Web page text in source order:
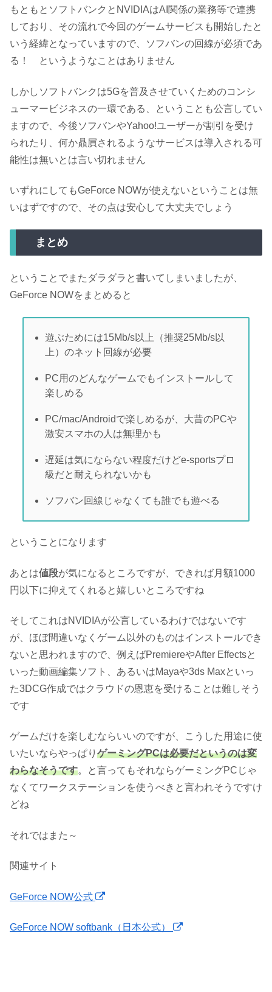
もともとソフトバンクとNVIDIAはAI関係の業務等で連携
しており、その流れで今回のゲームサービスも開始したと
いう経緯となっていますので、ソフバンの回線が必須であ
る！ というようなことはありません
しかしソフトバンクは5Gを普及させていくためのコンシ
ューマービジネスの一環である、ということも公言してい
ますので、今後ソフバンやYahoo!ユーザーが割引を受け
られたり、何か贔屓されるようなサービスは導入される可
能性は無いとは言い切れません
いずれにしてもGeForce NOWが使えないということは無
いはずですので、その点は安心して大丈夫でしょう
まとめ
ということでまたダラダラと書いてしまいましたが、
GeForce NOWをまとめると
遊ぶためには15Mb/s以上（推奨25Mb/s以
上）のネット回線が必要
PC用のどんなゲームでもインストールして
楽しめる
PC/mac/Androidで楽しめるが、大昔のPCや
激安スマホの人は無理かも
遅延は気にならない程度だけどe-sportsプロ
級だと耐えられないかも
ソフバン回線じゃなくても誰でも遊べる
ということになります
あとは値段が気になるところですが、できれば月額1000
円以下に抑えてくれると嬉しいところですね
そしてこれはNVIDIAが公言しているわけではないです
が、ほぼ間違いなくゲーム以外のものはインストールでき
ないと思われますので、例えばPremiereやAfter Effectsと
いった動画編集ソフト、あるいはMayaや3ds Maxといっ
た3DCG作成ではクラウドの恩恵を受けることは難しそう
です
ゲームだけを楽しむならいいのですが、こうした用途に使
いたいならやっぱり ゲーミングPCは必要だというのは変
わらなそうです。と言ってもそれならゲーミングPCじゃ
なくてワークステーションを使うべきと言われそうですけ
どね
それではまた～
関連サイト
GeForce NOW公式
GeForce NOW softbank（日本公式）